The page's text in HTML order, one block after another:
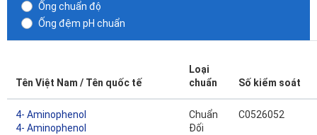
Ống chuẩn độ
Ống đệm pH chuẩn
Tên Việt Nam / Tên quốc tế
Loại
chuẩn
Số kiểm soát
4- Aminophenol
4- Aminophenol
Chuẩn
Đối
C0526052